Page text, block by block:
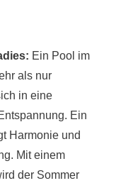
Ein Pool im
als nur
in eine
Ein
Harmonie und
Mit einem
der Sommer